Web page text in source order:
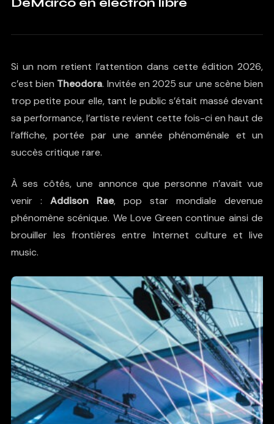
Si un nom retient l’attention dans cette édition 2026,
c’est bien Theodora. Invitée en 2025 sur une scène bien
trop petite pour elle, tant le public s’était massé devant
sa performance, l’artiste revient cette fois-ci en haut de
l’affiche, portée par une année phénoménale et un
succès critique rare.
À ses côtés, une annonce que personne n’avait vue
venir : Addison Rae, pop star mondiale devenue
phénomène scénique. We Love Green continue ainsi de
brouiller les frontières entre Internet culture et live
music.